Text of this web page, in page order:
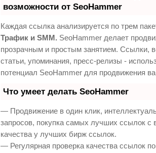
возможности от SeoHammer
Каждая ссылка анализируется по трем
Трафик и SMM. SeoHammer делает
прозрачным и простым занятием. Ссылки,
статьи, упоминания, пресс-релизы -
потенциал SeoHammer для продвижения
Что умеет делать SeoHammer
— Продвижение в один клик,
запросов, покупка самых лучших ссылок с
качества у лучших бирж ссылок.
— Регулярная проверка качества ссылок